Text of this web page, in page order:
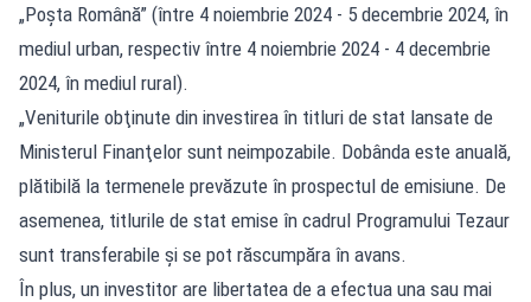
„Poşta Română” (între 4 noiembrie 2024 - 5 decembrie 2024, în
mediul urban, respectiv între 4 noiembrie 2024 - 4 decembrie
2024, în mediul rural).
„Veniturile obţinute din investirea în titluri de stat lansate de
Ministerul Finanţelor sunt neimpozabile. Dobânda este anuală,
plătibilă la termenele prevăzute în prospectul de emisiune. De
asemenea, titlurile de stat emise în cadrul Programului Tezaur
sunt transferabile şi se pot răscumpăra în avans.
În plus, un investitor are libertatea de a efectua una sau mai